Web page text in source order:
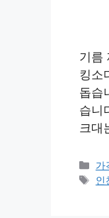
기름
킹소
돕습
습니
크대
카
테
가
태
인